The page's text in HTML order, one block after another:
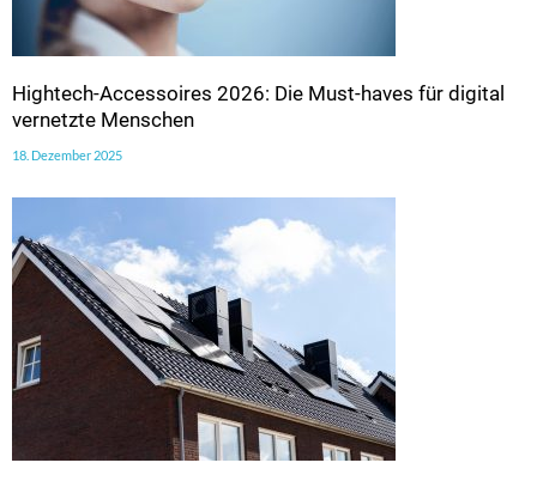
Hightech-Accessoires 2026: Die Must-haves für digital
vernetzte Menschen
18. Dezember 2025